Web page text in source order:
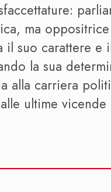
ma
il suo carattere
la sua
alla carriera
ultime